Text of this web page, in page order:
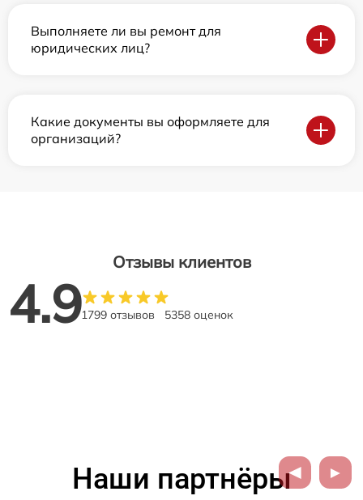
Выполняете ли вы ремонт для
юридических лиц?
Какие документы вы оформляете для
организаций?
Отзывы клиентов
4.91799 отзывов 5358 оценок
Наши партнёры